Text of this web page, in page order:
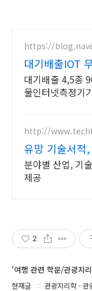
https://
대기배출IOT
대기배출 4,5종 90%정부지원금 사
물인터넷측정기
http://
유망 기술서적
분야별 산업, 기
제공
2
'여행 관련 학문/관광지
현재글 관광지리학 - 관